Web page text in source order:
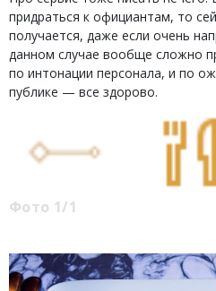
придраться к официантам, то
получается, даже если очень
данном случае вообще сложно
по интонации персонала, и по
публике — все здорово.
Фото 1/1